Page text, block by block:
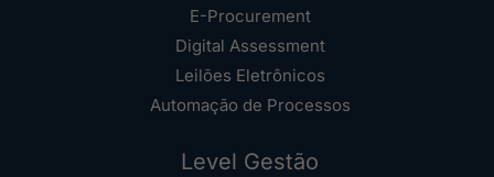
E-Procurement
Digital Assessment
Leilões Eletrônicos
Automação de Processos
Level Gestão